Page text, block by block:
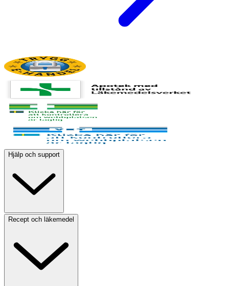
Hjälp och support
Recept och läkemedel